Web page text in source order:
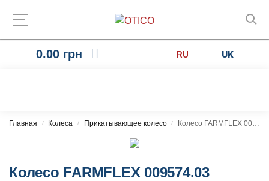
0.00 грн RU UK
Главная / Колеса / Прикатывающее колесо / Колесо FARMFLEX 009574.03 250×145
Колесо FARMFLEX 009574.03